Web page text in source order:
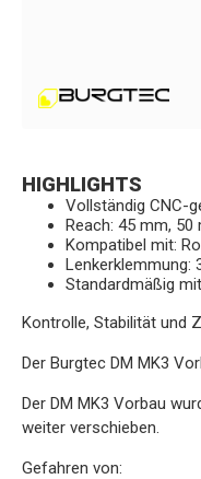
HIGHLIGHTS
Vollständig CNC-
Reach: 45 mm,
Kompatibel mit:
Lenkerklemmung:
Standardmäßig
Kontrolle, Stabilität und
Der Burgtec DM MK3
Der DM MK3 Vorbau
weiter verschieben.
Gefahren von: